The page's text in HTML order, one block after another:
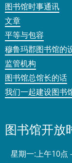
图书馆时事通讯
文章
平等与包容
穆鲁玛郡图书馆的
监管机构
图书馆总馆长的话
我们一起建设图书
图书馆开放
星期一:上午10点